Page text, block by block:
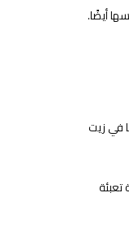
أيضًا.
في زيت